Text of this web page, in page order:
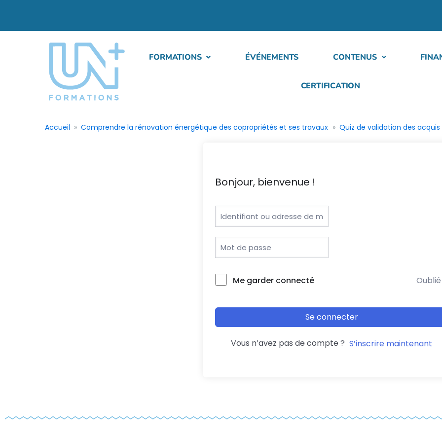
FORMATIONS ÉVÉNEMENTS CONTENUS
CERTIFICATION
Accueil Comprendre la rénovation énergétique des copropriétés et ses travaux Quiz de validation des acquis
Bonjour, bienvenue !
Me garder connecté
Se connecter
Vous n’avez pas de compte ? S’inscrire maintenant